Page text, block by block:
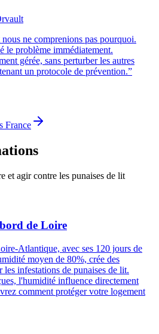
ne comprenions pas pourquoi.
le problème immédiatement.
gérée, sans perturber les autres
un protocole de prévention.”
France
et agir contre les punaises de lit
de Loire
Atlantique, avec ses 120 jours de
moyen de 80%, crée des
infestations de punaises de lit.
l'humidité influence directement
comment protéger votre logement